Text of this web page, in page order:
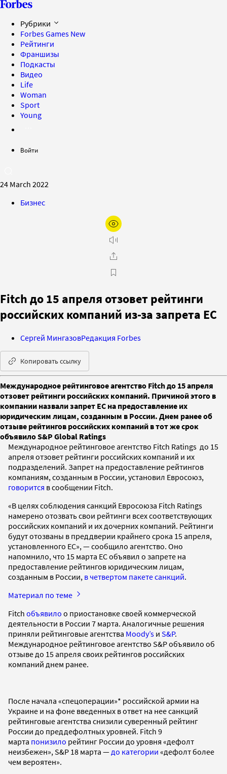
Рубрики
Forbes Games New
Рейтинги
Франшизы
Подкасты
Видео
Life
Woman
Sport
Young
Войти
24 March 2022
Бизнес
Fitch до 15 апреля отзовет рейтинги
российских компаний из-за запрета ЕС
Сергей МингазовРедакция Forbes
Копировать ссылку
Международное рейтинговое агентство Fitch до 15 апреля
отзовет рейтинги российских компаний. Причиной этого в
компании назвали запрет ЕС на предоставление их
юридическим лицам, созданным в России. Днем ранее об
отзыве рейтингов российских компаний в тот же срок
объявило S&P Global Ratings
Международное рейтинговое агентство Fitch Ratings до 15
апреля отзовет рейтинги российских компаний и их
подразделений. Запрет на предоставление рейтингов
компаниям, созданным в России, установил Евросоюз,
говорится в сообщении Fitch.
«В целях соблюдения санкций Евросоюза Fitch Ratings
намерено отозвать свои рейтинги всех соответствующих
российских компаний и их дочерних компаний. Рейтинги
будут отозваны в преддверии крайнего срока 15 апреля,
установленного ЕС», — сообщило агентство. Оно
напомнило, что 15 марта ЕС объявил о запрете на
предоставление рейтингов юридическим лицам,
созданным в России, в четвертом пакете санкций.
Материал по теме
Fitch объявило о приостановке своей коммерческой
деятельности в России 7 марта. Аналогичные решения
приняли рейтинговые агентства Moody’s и S&P.
Международное рейтинговое агентство S&P объявило об
отзыве до 15 апреля своих рейтингов российских
компаний днем ранее.
После начала «спецоперации»* российской армии на
Украине и на фоне введенных в ответ на нее санкций
рейтинговые агентства снизили суверенный рейтинг
России до преддефолтных уровней. Fitch 9
марта понизило рейтинг России до уровня «дефолт
неизбежен», S&P 18 марта — до категории «дефолт более
чем вероятен».